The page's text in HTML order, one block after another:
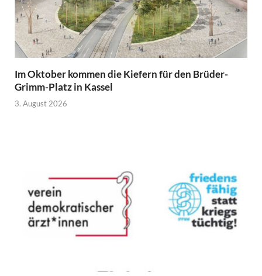
Im Oktober kommen die Kiefern für den Brüder-
Grimm-Platz in Kassel
3. August 2026